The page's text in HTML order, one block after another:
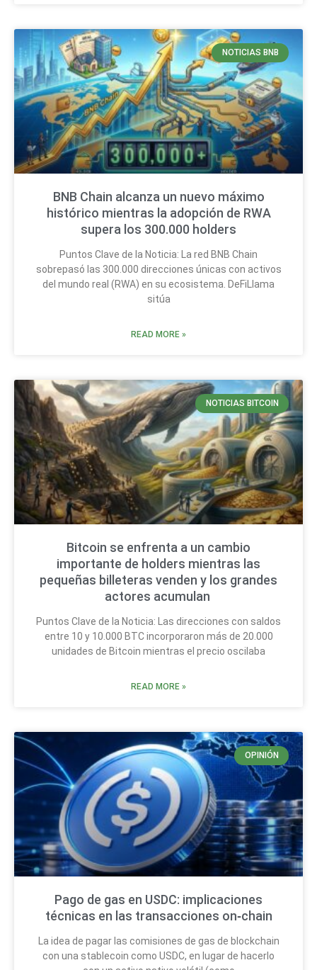
NOTICIAS BNB
BNB Chain alcanza un nuevo máximo
histórico mientras la adopción de RWA
supera los 300.000 holders
Puntos Clave de la Noticia: La red BNB Chain
sobrepasó las 300.000 direcciones únicas con activos
del mundo real (RWA) en su ecosistema. DeFiLlama
sitúa
READ MORE »
NOTICIAS BITCOIN
Bitcoin se enfrenta a un cambio
importante de holders mientras las
pequeñas billeteras venden y los grandes
actores acumulan
Puntos Clave de la Noticia: Las direcciones con saldos
entre 10 y 10.000 BTC incorporaron más de 20.000
unidades de Bitcoin mientras el precio oscilaba
READ MORE »
OPINIÓN
Pago de gas en USDC: implicaciones
técnicas en las transacciones on‑chain
La idea de pagar las comisiones de gas de blockchain
con una stablecoin como USDC, en lugar de hacerlo